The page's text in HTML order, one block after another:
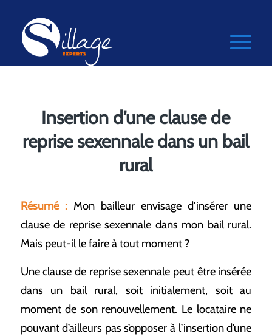
Insertion d’une clause de
reprise sexennale dans un bail
rural
Résumé :Mon bailleur envisage d’insérer une
clause de reprise sexennale dans mon bail rural.
Mais peut-il le faire à tout moment ?
Une clause de reprise sexennale peut être insérée
dans un bail rural, soit initialement, soit au
moment de son renouvellement. Le locataire ne
pouvant d’ailleurs pas s’opposer à l’insertion d’une